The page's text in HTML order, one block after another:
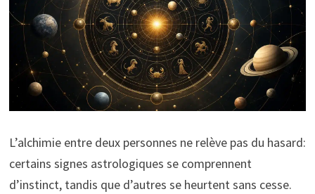
L’alchimie entre deux personnes ne relève pas du hasard:
certains signes astrologiques se comprennent
d’instinct, tandis que d’autres se heurtent sans cesse.